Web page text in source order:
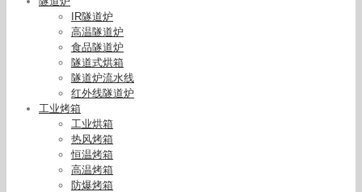
IR隧道炉
高温隧道炉
食品隧道炉
隧道式烘箱
隧道炉流水线
红外线隧道炉
工业烤箱
工业烘箱
热风烤箱
恒温烤箱
高温烤箱
防爆烤箱